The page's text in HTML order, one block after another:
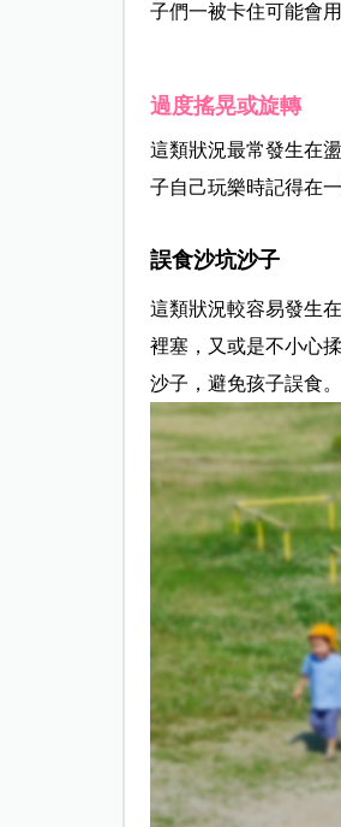
子們一被卡住可能會
過度搖晃或旋轉
這類狀況最常發生在
子自己玩樂時記得在
誤食沙坑沙子
這類狀況較容易發生
裡塞，又或是不小心
沙子，避免孩子誤食。